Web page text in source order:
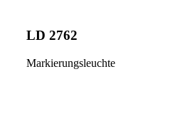
LD 2762
Markierungsleuchte